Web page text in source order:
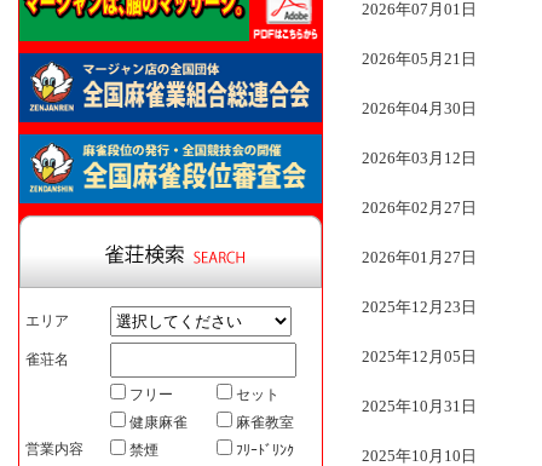
エリア
雀荘名
営業内容
フリー
セット
健康麻雀
麻雀教室
禁煙
ﾌﾘｰﾄﾞﾘﾝｸ
2026年07月01日
2026年05月21日
2026年04月30日
2026年03月12日
2026年02月27日
2026年01月27日
2025年12月23日
2025年12月05日
2025年10月31日
2025年10月10日